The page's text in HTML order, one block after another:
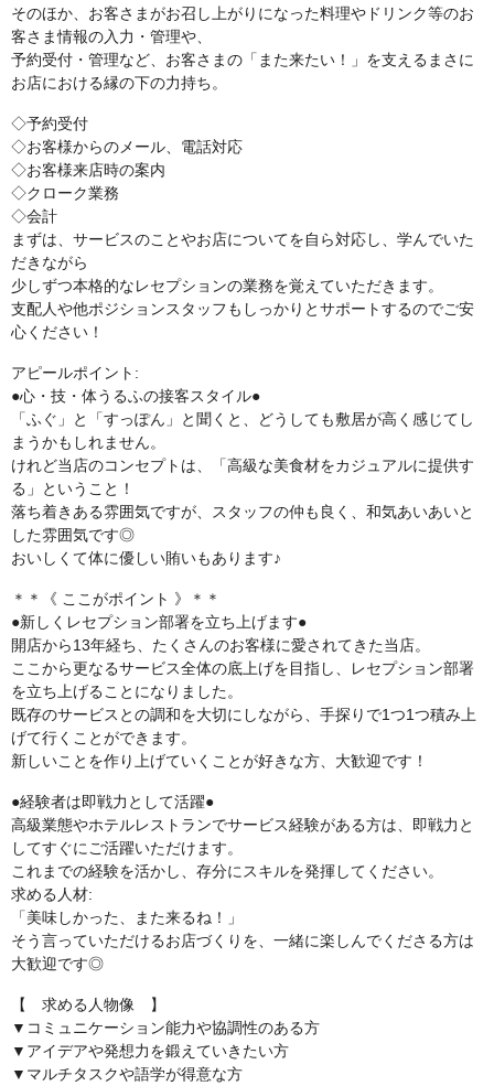
そのほか、お客さまがお召し上がりになった料理やドリンク等のお
客さま情報の入力・管理や、
予約受付・管理など、お客さまの「また来たい！」を支えるまさに
お店における縁の下の力持ち。
◇予約受付
◇お客様からのメール、電話対応
◇お客様来店時の案内
◇クローク業務
◇会計
まずは、サービスのことやお店についてを自ら対応し、学んでいた
だきながら
少しずつ本格的なレセプションの業務を覚えていただきます。
支配人や他ポジションスタッフもしっかりとサポートするのでご安
心ください！
アピールポイント:
●心・技・体うるふの接客スタイル●
「ふぐ」と「すっぽん」と聞くと、どうしても敷居が高く感じてし
まうかもしれません。
けれど当店のコンセプトは、「高級な美食材をカジュアルに提供す
る」ということ！
落ち着きある雰囲気ですが、スタッフの仲も良く、和気あいあいと
した雰囲気です◎
おいしくて体に優しい賄いもあります♪
＊＊《 ここがポイント 》＊＊
●新しくレセプション部署を立ち上げます●
開店から13年経ち、たくさんのお客様に愛されてきた当店。
ここから更なるサービス全体の底上げを目指し、レセプション部署
を立ち上げることになりました。
既存のサービスとの調和を大切にしながら、手探りで1つ1つ積み上
げて行くことができます。
新しいことを作り上げていくことが好きな方、大歓迎です！
●経験者は即戦力として活躍●
高級業態やホテルレストランでサービス経験がある方は、即戦力と
してすぐにご活躍いただけます。
これまでの経験を活かし、存分にスキルを発揮してください。
求める人材:
「美味しかった、また来るね！」
そう言っていただけるお店づくりを、一緒に楽しんでくださる方は
大歓迎です◎
【 求める人物像 】
▼コミュニケーション能力や協調性のある方
▼アイデアや発想力を鍛えていきたい方
▼マルチタスクや語学が得意な方